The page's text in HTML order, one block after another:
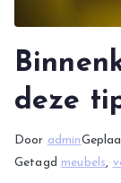
deze
Door admin
Getagd meubels,